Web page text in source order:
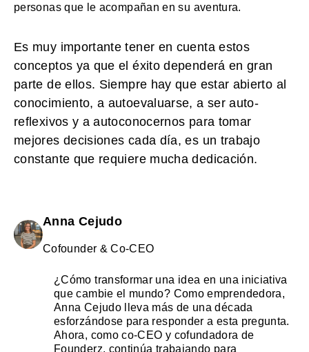
personas que le acompañan en su aventura.
Es muy importante tener en cuenta estos
conceptos ya que el éxito dependerá en gran
parte de ellos. Siempre hay que estar abierto al
conocimiento, a autoevaluarse, a ser auto-
reflexivos y a autoconocernos para tomar
mejores decisiones cada día, es un trabajo
constante que requiere mucha dedicación.
Anna Cejudo
Cofounder & Co-CEO
¿Cómo transformar una idea en una iniciativa
que cambie el mundo? Como emprendedora,
Anna Cejudo lleva más de una década
esforzándose para responder a esta pregunta.
Ahora, como co-CEO y cofundadora de
Founderz, continúa trabajando para